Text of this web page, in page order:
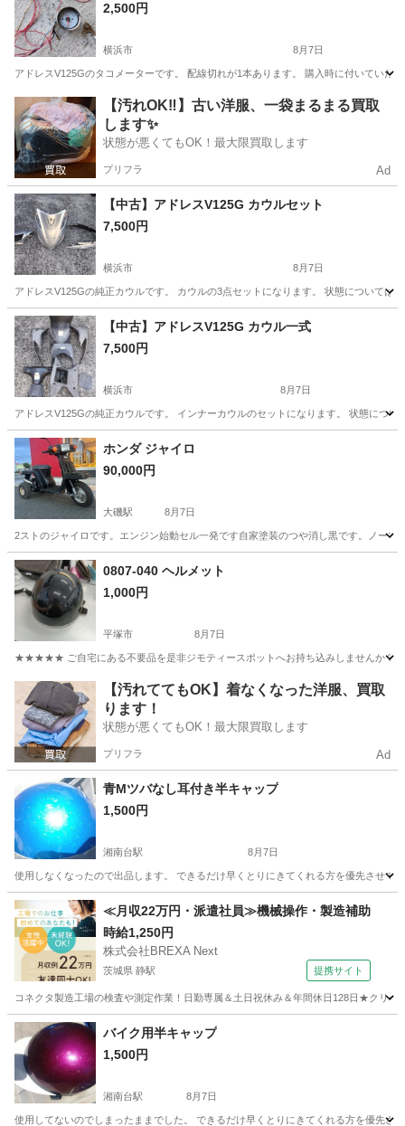
2,500円
横浜市 8月7日
アドレスV125Gのタコメーターです。 配線切れが1本あります。 購入時に付いてい
神奈川 横浜市 その他 タコメーター
【汚れOK‼️】古い洋服、一袋まるまる買取
します✨
状態が悪くてもOK！最大限買取します
プリフラ Ad
【中古】アドレスV125G カウルセット
7,500円
横浜市 8月7日
アドレスV125Gの純正カウルです。 カウルの3点セットになります。 状態について
神奈川 横浜市 その他 カウル
【中古】アドレスV125G カウル一式
7,500円
横浜市 8月7日
アドレスV125Gの純正カウルです。 インナーカウルのセットになります。 状態につ
神奈川 横浜市 その他 カウル
ホンダ ジャイロ
90,000円
大磯駅 8月7日
2ストのジャイロです。エンジン始動セル一発です自家塗装のつや消し黒です。ノー
神奈川 平塚市 ホンダ
0807-040 ヘルメット
1,000円
平塚市 8月7日
★★★★★ ご自宅にある不要品を是非ジモティースポットへお持ち込みしませんか？
神奈川 平塚市 その他 ヘルメット
【汚れててもOK】着なくなった洋服、買取
ります！
状態が悪くてもOK！最大限買取します
プリフラ Ad
青Мツバなし耳付き半キャップ
1,500円
湘南台駅 8月7日
使用しなくなったので出品します。 できるだけ早くとりにきてくれる方を優先させて
神奈川 藤沢市 湘南台駅 その他
≪月収22万円・派遣社員≫機械操作・製造補助
時給1,250円
株式会社BREXA Next
茨城県 静駅 提携サイト
コネクタ製造工場の検査や測定作業！日勤専属＆土日祝休み＆年間休日128日★クリ
茨城 常陸大宮市 静駅
バイク用半キャップ
1,500円
湘南台駅 8月7日
使用してないのでしまったままでした。 できるだけ早くとりにきてくれる方を優先さ